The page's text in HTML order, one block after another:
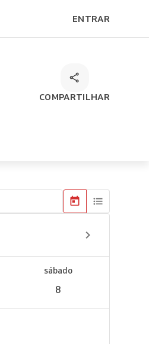
ENTRAR
COMPARTILHAR
sábado
8